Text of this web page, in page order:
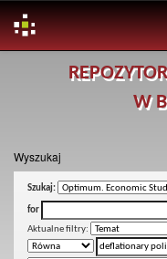
W
Wyszukaj
Szukaj:
for
Aktualne filtry: